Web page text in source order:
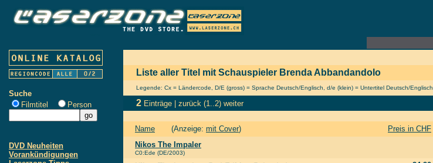
Suche
Filmtitel
Person
DVD Neuheiten
Vorankündigungen
Liste aller Titel mit Schauspieler Brenda Abbandandolo
Legende: Cx = Ländercode, D/E (gross) = Sprache Deutsch/Englisch, d/e (klein) = Untertitel Deutsch/Englisch
2 Einträge | zurück (1..2) weiter
Name (Anzeige: mit Cover) Preis in CHF
Nikos The Impaler
C0:Ede (DE/2003)